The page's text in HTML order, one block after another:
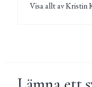
Visa allt av Kristin